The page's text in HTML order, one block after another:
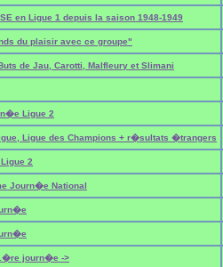
en Ligue 1 depuis la saison 1948-1949
du plaisir avec ce groupe"
de Jau, Carotti, Malfleury et Slimani
Ligue 2
Ligue des Champions + r�sultats �trangers
2
Journ�e National
journ�e ->